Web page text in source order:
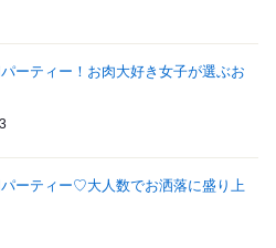
ーティー！お肉大好き女子が選ぶお
ーティー♡大人数でお洒落に盛り上